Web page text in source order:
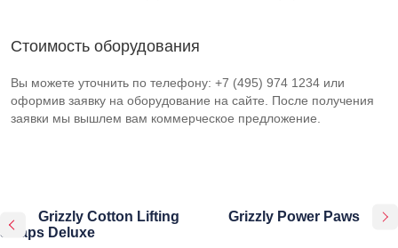
Стоимость оборудования
Вы можете уточнить по телефону: +7 (495) 974 1234 или
оформив заявку на оборудование на сайте. После получения
заявки мы вышлем вам коммерческое предложение.
Grizzly Cotton Lifting
Straps Deluxe
Grizzly Power Paws